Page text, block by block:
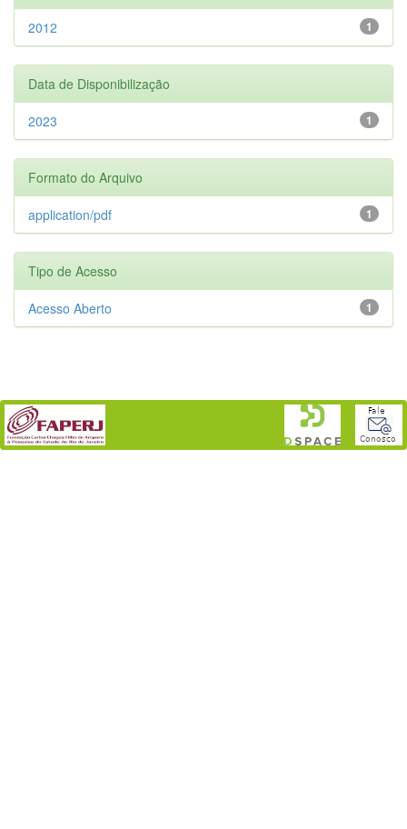
1
2012
Data de Disponibilização
1
2023
Formato do Arquivo
1
application/pdf
Tipo de Acesso
1
Acesso Aberto